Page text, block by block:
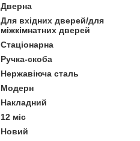
Дверна
Для вхідних дверей/для
міжкімнатних дверей
Стаціонарна
Ручка-скоба
Нержавіюча сталь
Модерн
Накладний
12 міс
Новий